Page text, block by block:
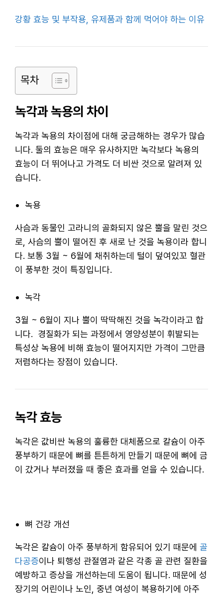
강황 효능 및 부작용, 유제품과 함께 먹어야 하는 이유
목차
녹각과 녹용의 차이
녹각과 녹용의 차이점에 대해 궁금해하는 경우가 많습
니다. 둘의 효능은 매우 유사하지만 녹각보다 녹용의
효능이 더 뛰어나고 가격도 더 비싼 것으로 알려져 있
습니다.
녹용
사슴과 동물인 고라니의 골화되지 않은 뿔을 말린 것으
로, 사슴의 뿔이 떨어진 후 새로 난 것을 녹용이라 합니
다. 보통 3월 ~ 6월에 채취하는데 털이 덮여있꼬 혈관
이 풍부한 것이 특징입니다.
녹각
3월 ~ 6월이 지나 뿔이 딱딱해진 것을 녹각이라고 합
니다. 경질화가 되는 과정에서 영양성분이 휘발되는
특성상 녹용에 비해 효능이 떨어지지만 가격이 그만큼
저렴하다는 장점이 있습니다.
녹각 효능
녹각은 값비싼 녹용의 훌륭한 대체품으로 칼슘이 아주
풍부하기 때문에 뼈를 튼튼하게 만들기 때문에 뼈에 금
이 갔거나 부러졌을 때 좋은 효과를 얻을 수 있습니다.
뼈 건강 개선
녹각은 칼슘이 아주 풍부하게 함유되어 있기 때문에 골
다공증이나 퇴행성 관절염과 같은 각종 골 관련 질환을
예방하고 증상을 개선하는데 도움이 됩니다. 때문에 성
장기의 어린이나 노인, 중년 여성이 복용하기에 아주